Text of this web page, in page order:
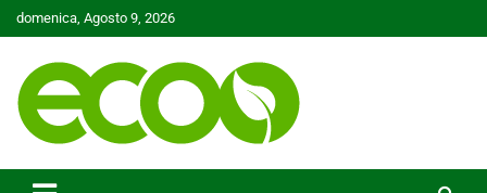
Skip
to
domenica, Agosto 9, 2026
Ecoo.it